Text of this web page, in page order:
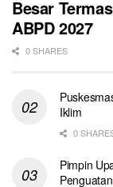
Besar
ABPD 2027
0 SHARES
Iklim
0
Pimpin